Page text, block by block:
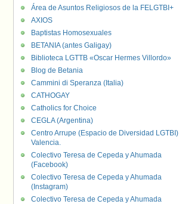
Área de Asuntos Religiosos de la FELGTBI+
AXIOS
Baptistas Homosexuales
BETANIA (antes Galigay)
Biblioteca LGTTB «Oscar Hermes Villordo»
Blog de Betania
Cammini di Speranza (Italia)
CATHOGAY
Catholics for Choice
CEGLA (Argentina)
Centro Arrupe (Espacio de Diversidad LGTBI)
Valencia.
Colectivo Teresa de Cepeda y Ahumada
(Facebook)
Colectivo Teresa de Cepeda y Ahumada
(Instagram)
Colectivo Teresa de Cepeda y Ahumada